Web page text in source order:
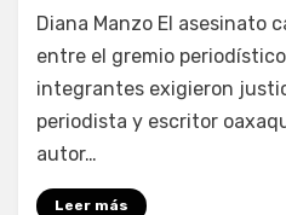
Fernando Miranda Servín
Diana Manzo El asesinato
entre el gremio
integrantes exigieron
periodista y escritor
autor…
Leer más